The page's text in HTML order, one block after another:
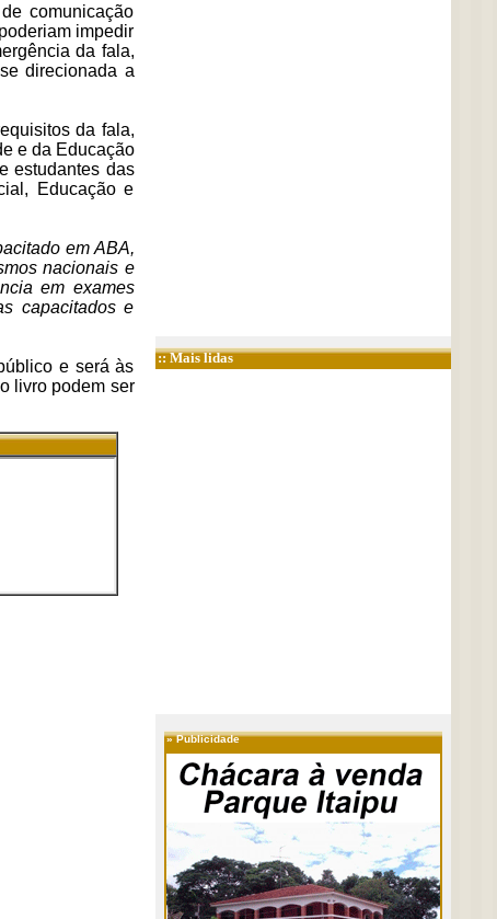
comunicação
impedir
da fala,
direcionada a
da fala,
e da Educação
estudantes das
Educação e
em ABA,
nacionais e
em exames
capacitados e
e será às
livro podem ser
:: Mais lidas
»Publicidade